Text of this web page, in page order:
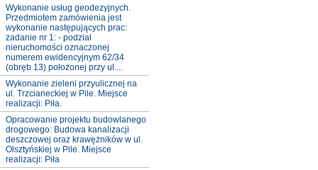
Wykonanie usług geodezyjnych.
Przedmiotem zamówienia jest
wykonanie następujących prac:
zadanie nr 1: - podział
nieruchomości oznaczonej
numerem ewidencyjnym 62/34
(obręb 13) położonej przy ul....
Wykonanie zieleni przyulicznej na
ul. Trzcianeckiej w Pile. Miejsce
realizacji: Piła.
Opracowanie projektu budowlanego
drogowego: Budowa kanalizacji
deszczowej oraz krawężników w ul.
Olsztyńskiej w Pile. Miejsce
realizacji: Piła